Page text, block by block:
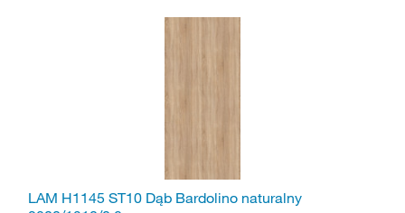
LAM H1145 ST10 Dąb Bardolino naturalny